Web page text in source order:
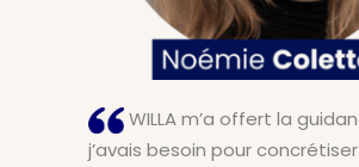
WILLA m’a offert la
j’avais besoin pour